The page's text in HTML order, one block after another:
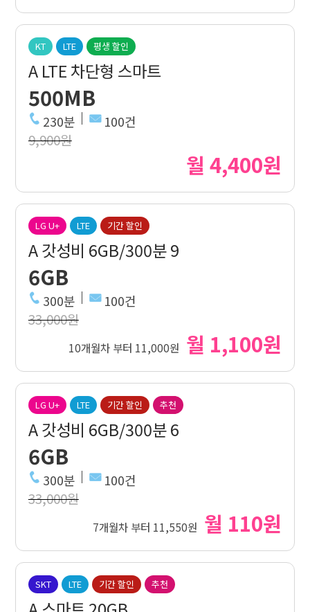
KT LTE 평생 할인
A LTE 차단형 스마트
500MB
230분 100건
9,900원
월 4,400원
LG U+ LTE 기간 할인
A 갓성비 6GB/300분 9
6GB
300분 100건
33,000원
10개월차 부터 11,000원 월 1,100원
LG U+ LTE 기간 할인 추천
A 갓성비 6GB/300분 6
6GB
300분 100건
33,000원
7개월차 부터 11,550원 월 110원
SKT LTE 기간 할인 추천